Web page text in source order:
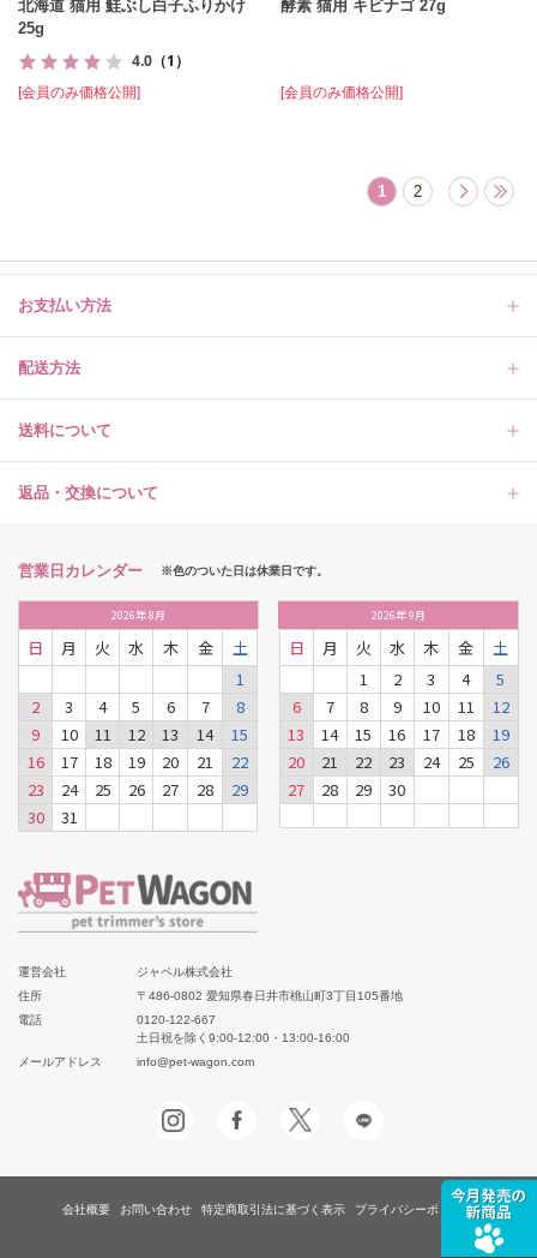
北海道 猫用 鮭ぶし白子ふりかけ
25g
4.0 （1）
[会員のみ価格公開]
酵素 猫用 キビナゴ 27g
[会員のみ価格公開]
1 2
お支払い方法
配送方法
送料について
返品・交換について
営業日カレンダー ※色のついた日は休業日です。
2026年8月
日 月 火 水 木 金
土
1
2
3 4 5 6 7
8
9
10 11 12 13 14
15
16
17 18 19 20 21
22
23
24 25 26 27 28
29
30
31
2026年9月
日 月 火 水 木 金
土
1
2 3 4
5
6
7 8 9 10 11
12
13
14 15 16 17 18
19
20
21 22 23 24 25
26
27
28 29 30
運営会社
ジャペル株式会社
住所
〒486-0802 愛知県春日井市桃山町3丁目105番地
電話
0120-122-667
土日祝を除く9:00-12:00・13:00-16:00
メールアドレス
info@pet-wagon.com
会社概要 お問い合わせ 特定商取引法に基づく表示 プライバシーポリシー